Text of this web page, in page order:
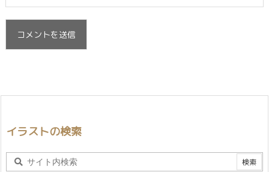
イラストの検索